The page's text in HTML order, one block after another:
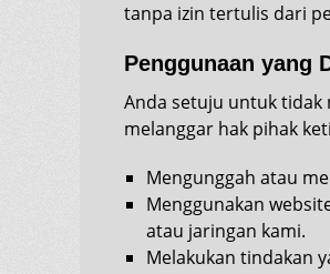
tanpa izin tertulis dari
Penggunaan yang
Anda setuju untuk tidak
melanggar hak pihak
Mengunggah atau
Menggunakan
atau jaringan kami.
Melakukan tindakan